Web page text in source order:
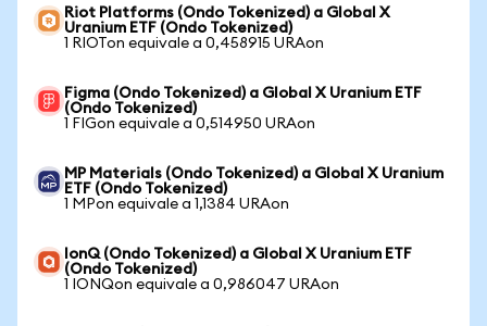
Riot Platforms (Ondo Tokenized) a Global X
Uranium ETF (Ondo Tokenized)
1 RIOTon equivale a 0,458915 URAon
Figma (Ondo Tokenized) a Global X Uranium ETF
(Ondo Tokenized)
1 FIGon equivale a 0,514950 URAon
MP Materials (Ondo Tokenized) a Global X Uranium
ETF (Ondo Tokenized)
1 MPon equivale a 1,1384 URAon
IonQ (Ondo Tokenized) a Global X Uranium ETF
(Ondo Tokenized)
1 IONQon equivale a 0,986047 URAon